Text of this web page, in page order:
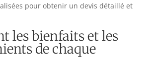
pour obtenir un devis détaillé et
les bienfaits et les
de chaque